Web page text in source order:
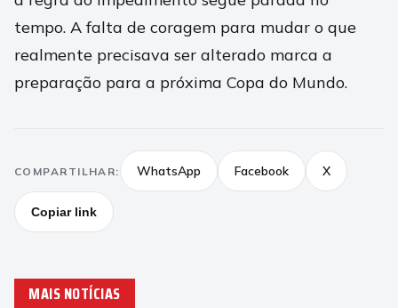
tempo. A falta de coragem para mudar o que
realmente precisava ser alterado marca a
preparação para a próxima Copa do Mundo.
COMPARTILHAR: WhatsApp Facebook X
Copiar link
MAIS NOTÍCIAS